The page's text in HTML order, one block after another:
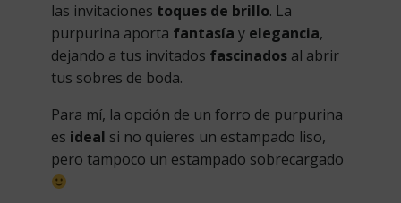
las invitaciones toques de brillo. La
purpurina aporta fantasía y elegancia,
dejando a tus invitados fascinadosal abrir
tus sobres de boda.
Para mí, la opción de un forro de purpurina
es ideal si no quieres un estampado liso,
pero tampoco un estampado sobrecargado